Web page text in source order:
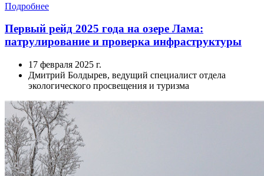
Подробнее
Первый рейд 2025 года на озере Лама:
патрулирование и проверка инфраструктуры
17 февраля 2025 г.
Дмитрий Болдырев, ведущий специалист отдела
экологического просвещения и туризма